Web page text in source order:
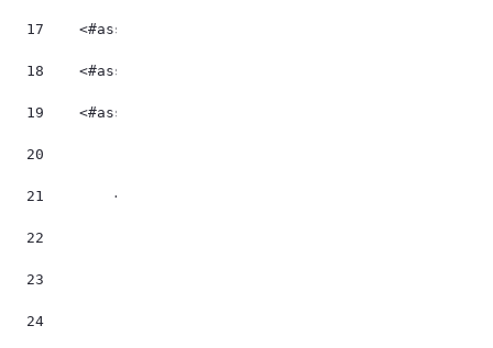
17
<#assign illustration =
18
<#assign xPathSelector =
19
<#assign lienpages =
20
21
<#if
22
23
24